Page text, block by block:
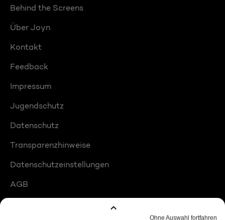
Behind the Screens
Über Joyn
Kontakt
Feedback
Impressum
Jugendschutz
Datenschutz
Transparenzhinweise
Datenschutzeinstellungen
AGB